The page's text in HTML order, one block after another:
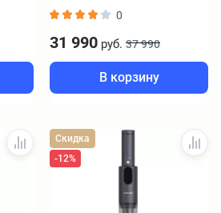
0
31 990 руб. 37 990
В корзину
Скидка
-12%